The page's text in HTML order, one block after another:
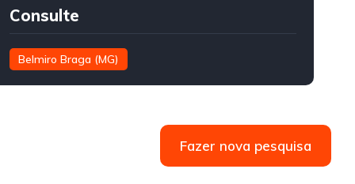
Consulte
Belmiro Braga (MG)
Fazer nova pesquisa